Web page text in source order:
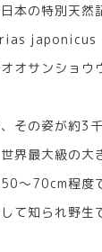
本の特別天然
japonicus
オサンショウ
その姿が約3
界最大級の
～70cm程度
て知られ野